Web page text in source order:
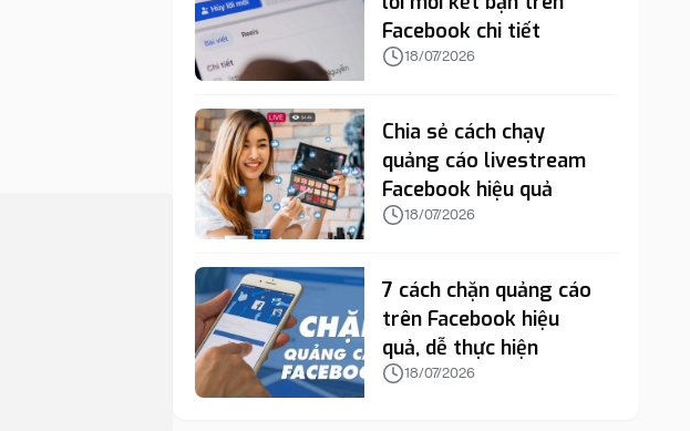
Facebook chi tiết
18/07/2026
Chia sẻ cách chạy
quảng cáo livestream
Facebook hiệu quả
18/07/2026
7 cách chặn quảng cáo
trên Facebook hiệu
quả, dễ thực hiện
18/07/2026